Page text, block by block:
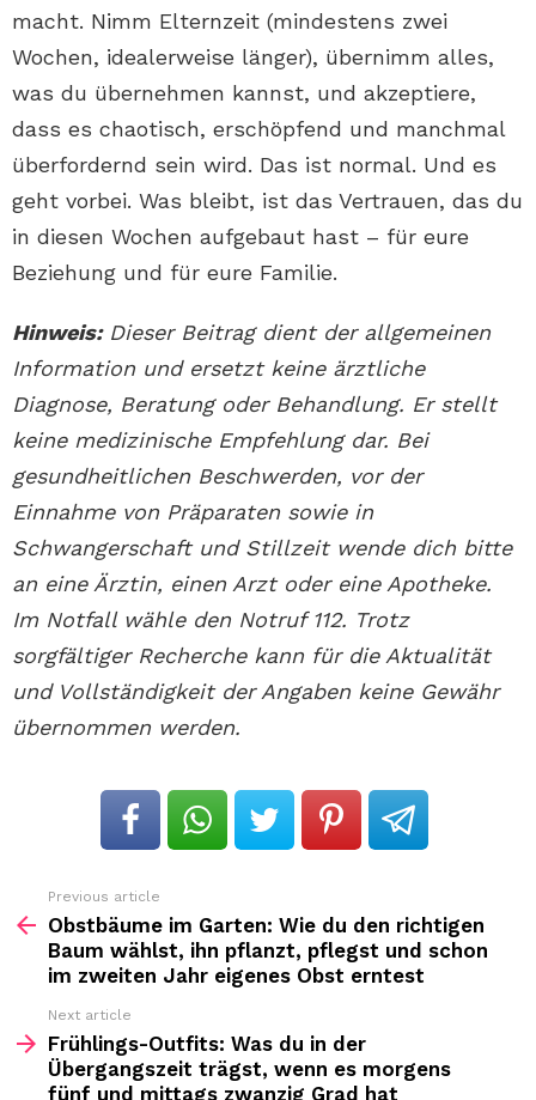
macht. Nimm Elternzeit (mindestens zwei
Wochen, idealerweise länger), übernimm alles,
was du übernehmen kannst, und akzeptiere,
dass es chaotisch, erschöpfend und manchmal
überfordernd sein wird. Das ist normal. Und es
geht vorbei. Was bleibt, ist das Vertrauen, das du
in diesen Wochen aufgebaut hast – für eure
Beziehung und für eure Familie.
Hinweis:Dieser Beitrag dient der allgemeinen
Information und ersetzt keine ärztliche
Diagnose, Beratung oder Behandlung. Er stellt
keine medizinische Empfehlung dar. Bei
gesundheitlichen Beschwerden, vor der
Einnahme von Präparaten sowie in
Schwangerschaft und Stillzeit wende dich bitte
an eine Ärztin, einen Arzt oder eine Apotheke.
Im Notfall wähle den Notruf 112. Trotz
sorgfältiger Recherche kann für die Aktualität
und Vollständigkeit der Angaben keine Gewähr
übernommen werden.
more
Previous article
Obstbäume im Garten: Wie du den richtigen
Baum wählst, ihn pflanzt, pflegst und schon
im zweiten Jahr eigenes Obst erntest
Next article
Frühlings-Outfits: Was du in der
Übergangszeit trägst, wenn es morgens
fünf und mittags zwanzig Grad hat